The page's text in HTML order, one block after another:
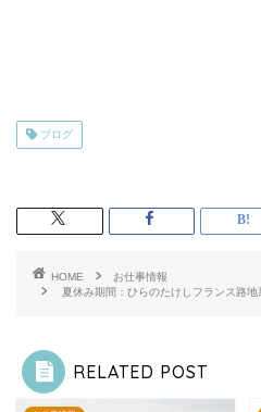
ブログ
HOME
お仕事情報
夏休み期間：ひらのたけしフランス路地
RELATED POST